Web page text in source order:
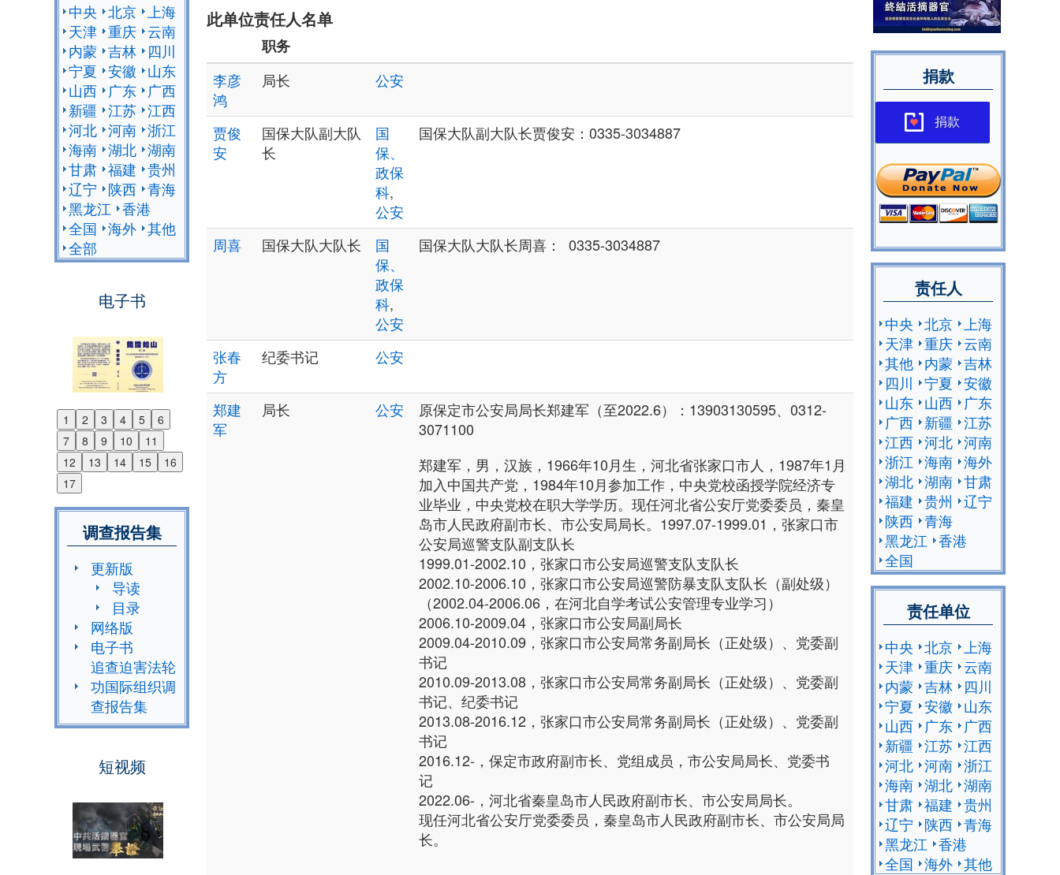
中央 北京 上海
天津 重庆 云南
内蒙 吉林
四川
宁夏 安徽
山东
山西
广东
广西
新疆 江苏 江西
河北 河南 浙江
海南 湖北 湖南
甘肃 福建 贵州
辽宁
陕西 青海
黑龙江 香港
全国 海外 其他
全部
电子书
1 2 3 4 5
6
7
8 9 10
11
12
13 14 15
16
17
Previous
Next
调查报告集
更新版
导读
目录
网络版
电子书
追查迫害法轮
功国际组织调
查报告集
短视频
此单位责任人名单
职务
李彦
鸿
局长 公安
贾俊
安
国保大队副大队
长
国
保、
政保
科,
公安
国保大队副大队长贾俊安：0335-3034887
周喜 国保大队大队长
国
保、
政保
科,
公安
国保大队大队长周喜： 0335-3034887
张春
方
纪委书记 公安
郑建
军
局长 公安
原保定市公安局局长郑建军（至2022.6）：13903130595、0312-
3071100
郑建军，男，汉族，1966年10月生，河北省张家口市人，1987年1月
加入中国共产党，1984年10月参加工作，中央党校函授学院经济专
业毕业，中央党校在职大学学历。现任河北省公安厅党委委员，秦皇
岛市人民政府副市长、市公安局局长。1997.07-1999.01，张家口市
公安局巡警支队副支队长
1999.01-2002.10，张家口市公安局巡警支队支队长
2002.10-2006.10，张家口市公安局巡警防暴支队支队长（副处级）
（2002.04-2006.06，在河北自学考试公安管理专业学习）
2006.10-2009.04，张家口市公安局副局长
2009.04-2010.09，张家口市公安局常务副局长（正处级）、党委副
书记
2010.09-2013.08，张家口市公安局常务副局长（正处级）、党委副
书记、纪委书记
2013.08-2016.12，张家口市公安局常务副局长（正处级）、党委副
书记
2016.12-，保定市政府副市长、党组成员，市公安局局长、党委书
记
2022.06-，河北省秦皇岛市人民政府副市长、市公安局局长。
现任河北省公安厅党委委员，秦皇岛市人民政府副市长、市公安局局
长。
捐款
捐款
责任人
中央 北京
上海
天津 重庆 云南
其他 内蒙 吉林
四川
宁夏 安徽
山东 山西
广东
广西 新疆 江苏
江西 河北 河南
浙江 海南 海外
湖北 湖南 甘肃
福建 贵州
辽宁
陕西 青海
黑龙江 香港
全国
责任单位
中央 北京
上海
天津 重庆 云南
内蒙 吉林
四川
宁夏 安徽
山东
山西
广东
广西
新疆 江苏 江西
河北 河南 浙江
海南 湖北 湖南
甘肃 福建 贵州
辽宁
陕西 青海
黑龙江 香港
全国 海外 其他